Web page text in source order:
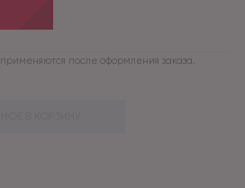
после оформления заказа.